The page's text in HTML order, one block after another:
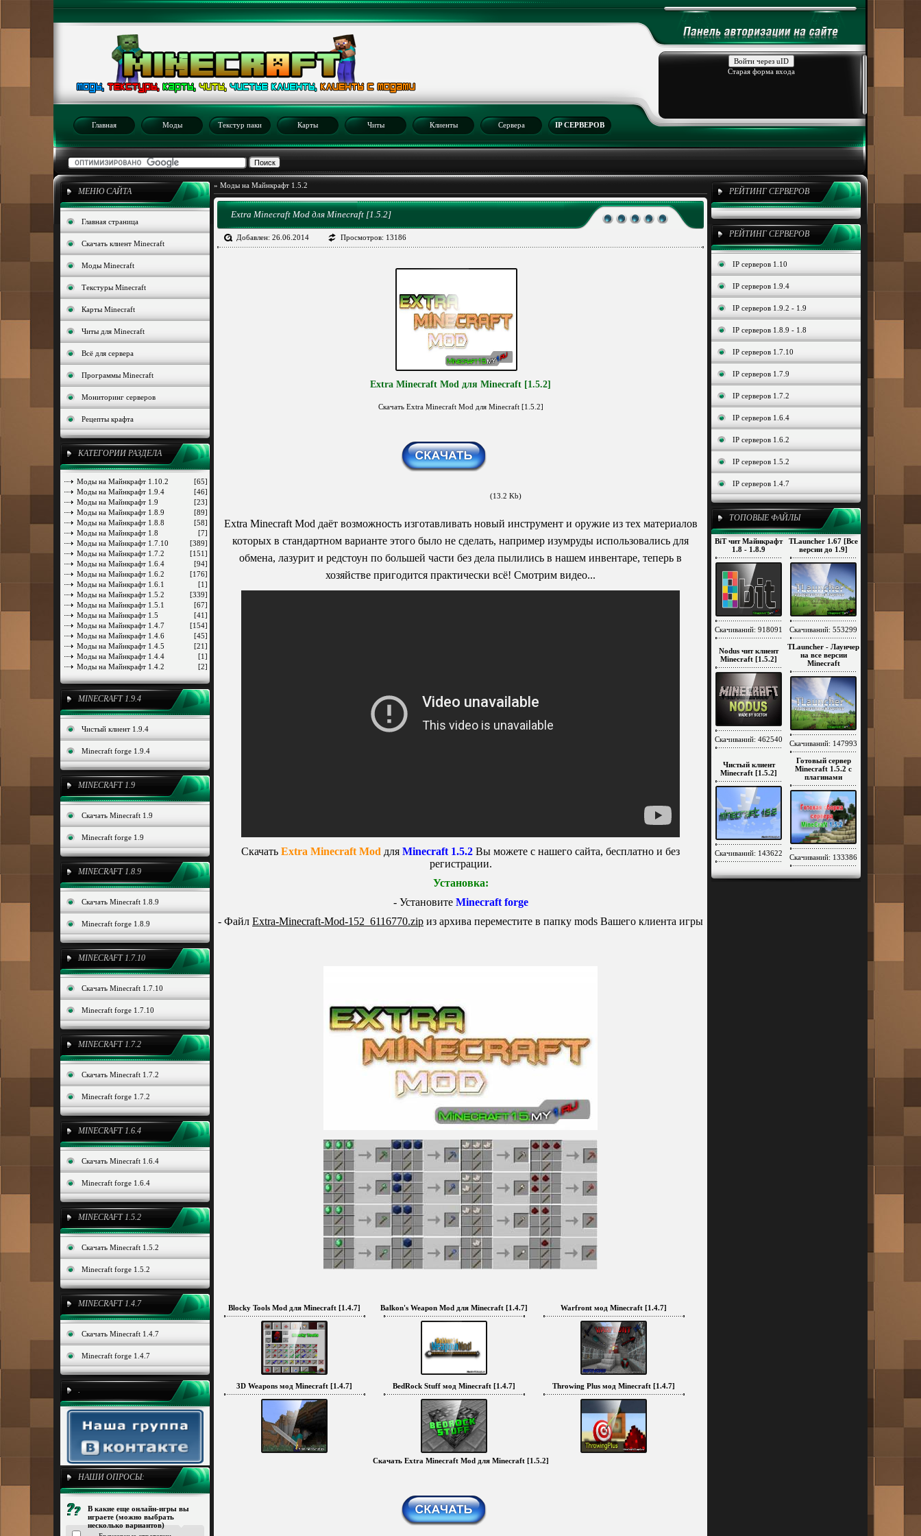
Войти через uID
Старая форма входа
Главная Моды Текстур паки Карты Читы Клиенты Сервера IP СЕРВЕРОВ
МЕНЮ САЙТА
Главная страница
Скачать клиент Minecraft
Моды Minecraft
Текстуры Minecraft
Карты Minecraft
Читы для Minecraft
Всё для сервера
Программы Minecraft
Мониторинг серверов
Рецепты крафта
КАТЕГОРИИ РАЗДЕЛА
[65]
Моды на Майнкрафт 1.10.2
[46]
Моды на Майнкрафт 1.9.4
[23]
Моды на Майнкрафт 1.9
[89]
Моды на Майнкрафт 1.8.9
[58]
Моды на Майнкрафт 1.8.8
[7]
Моды на Майнкрафт 1.8
[389]
Моды на Майнкрафт 1.7.10
[151]
Моды на Майнкрафт 1.7.2
[94]
Моды на Майнкрафт 1.6.4
[176]
Моды на Майнкрафт 1.6.2
[1]
Моды на Майнкрафт 1.6.1
[339]
Моды на Майнкрафт 1.5.2
[67]
Моды на Майнкрафт 1.5.1
[41]
Моды на Майнкрафт 1.5
[154]
Моды на Майнкрафт 1.4.7
[45]
Моды на Майнкрафт 1.4.6
[21]
Моды на Майнкрафт 1.4.5
[1]
Моды на Майнкрафт 1.4.4
[2]
Моды на Майнкрафт 1.4.2
MINECRAFT 1.9.4
Чистый клиент 1.9.4
Minecraft forge 1.9.4
MINECRAFT 1.9
Скачать Minecraft 1.9
Minecraft forge 1.9
MINECRAFT 1.8.9
Скачать Minecraft 1.8.9
Minecraft forge 1.8.9
MINECRAFT 1.7.10
Скачать Minecraft 1.7.10
Minecraft forge 1.7.10
MINECRAFT 1.7.2
Скачать Minecraft 1.7.2
Minecraft forge 1.7.2
MINECRAFT 1.6.4
Скачать Minecraft 1.6.4
Minecraft forge 1.6.4
MINECRAFT 1.5.2
Скачать Minecraft 1.5.2
Minecraft forge 1.5.2
MINECRAFT 1.4.7
Скачать Minecraft 1.4.7
Minecraft forge 1.4.7
.
НАШИ ОПРОСЫ:
В какие еще онлайн-игры вы
играете (можно выбрать
несколько вариантов)
РЕЙТИНГ СЕРВЕРОВ
РЕЙТИНГ СЕРВЕРОВ
IP серверов 1.10
IP серверов 1.9.4
IP серверов 1.9.2 - 1.9
IP серверов 1.8.9 - 1.8
IP серверов 1.7.10
IP серверов 1.7.9
IP серверов 1.7.2
IP серверов 1.6.4
IP серверов 1.6.2
IP серверов 1.5.2
IP серверов 1.4.7
ТОПОВЫЕ ФАЙЛЫ
BiT чит Майнкрафт
1.8 - 1.8.9
Скачиваний: 918091
TLauncher 1.67 [Все
версии до 1.9]
Скачиваний: 553299
Nodus чит клиент
Minecraft [1.5.2]
Скачиваний: 462540
TLauncher - Лаунчер
на все версии
Minecraft
Скачиваний: 147993
Чистый клиент
Minecraft [1.5.2]
Скачиваний: 143622
Готовый сервер
Minecraft 1.5.2 c
плагинами
Скачиваний: 133386
» Моды на Майнкрафт 1.5.2
Extra Minecraft Mod для Minecraft [1.5.2]
Добавлен: 26.06.2014 Просмотров: 13186
Extra Minecraft Mod для Minecraft [1.5.2]
Скачать Extra Minecraft Mod для Minecraft [1.5.2]
(13.2 Kb)
Extra Minecraft Mod даёт возможность изготавливать новый инструмент и оружие из тех материалов
которых в стандартном варианте этого было не сделать, например изумруды использовались для
обмена, лазурит и редстоун по большей части без дела пылились в нашем инвентаре, теперь в
хозяйстве пригодится практически всё! Смотрим видео...
Скачать Extra Minecraft Mod для Minecraft 1.5.2 Вы можете с нашего сайта, бесплатно и без
регистрации.
Установка:
- Установите Minecraft forge
- Файл Extra-Minecraft-Mod-152_6116770.zip из архива переместите в папку mods Вашего клиента игры
Blocky Tools Mod для Minecraft [1.4.7] Balkon's Weapon Mod для Minecraft [1.4.7] Warfront мод Minecraft [1.4.7]
3D Weapons мод Minecraft [1.4.7] BedRock Stuff мод Minecraft [1.4.7] Throwing Plus мод Minecraft [1.4.7]
Скачать Extra Minecraft Mod для Minecraft [1.5.2]